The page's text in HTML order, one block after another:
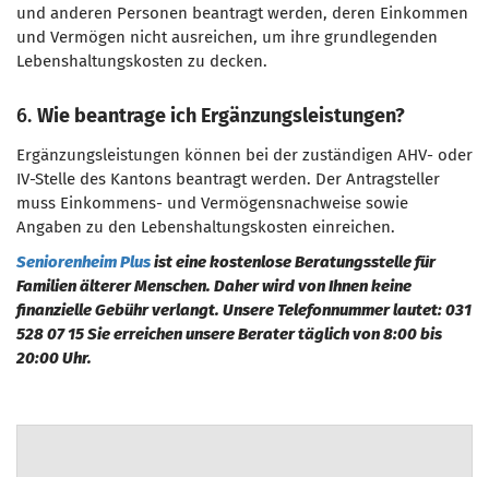
und anderen Personen beantragt werden, deren Einkommen
und Vermögen nicht ausreichen, um ihre grundlegenden
Lebenshaltungskosten zu decken.
6. Wie beantrage ich Ergänzungsleistungen?
Ergänzungsleistungen können bei der zuständigen AHV- oder
IV-Stelle des Kantons beantragt werden. Der Antragsteller
muss Einkommens- und Vermögensnachweise sowie
Angaben zu den Lebenshaltungskosten einreichen.
Seniorenheim Plusist eine kostenlose Beratungsstelle für
Familien älterer Menschen. Daher wird von Ihnen keine
finanzielle Gebühr verlangt. Unsere Telefonnummer lautet: 031
528 07 15 Sie erreichen unsere Berater täglich von 8:00 bis
20:00 Uhr.